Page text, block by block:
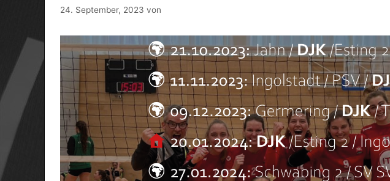
24. September, 2023 von